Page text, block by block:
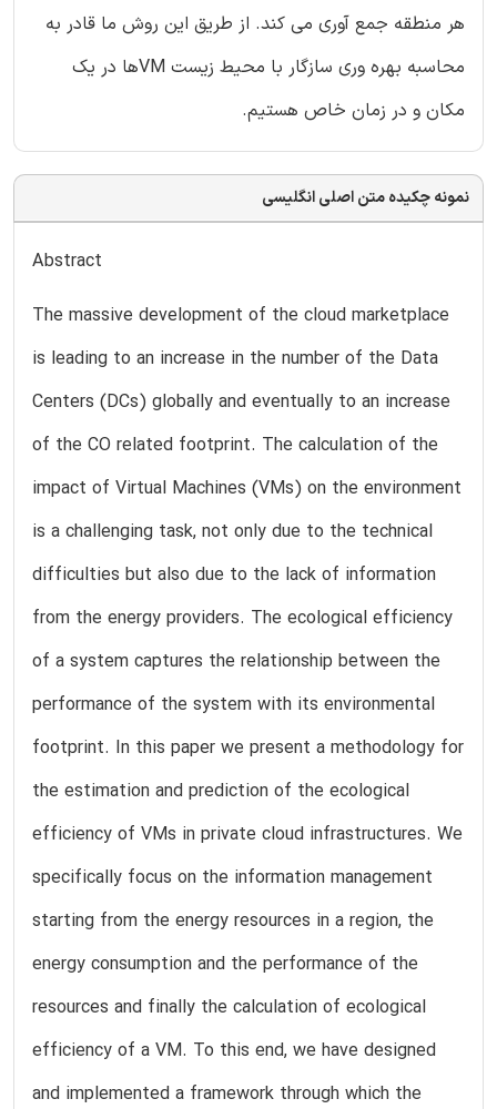
هر منطقه جمع آوری می کند. از طریق این روش ما قادر به
محاسبه بهره وری سازگار با محیط زیست VMها در یک
مکان و در زمان خاص هستیم.
نمونه چکیده متن اصلی انگلیسی
Abstract
The massive development of the cloud marketplace
is leading to an increase in the number of the Data
Centers (DCs) globally and eventually to an increase
of the CO related footprint. The calculation of the
impact of Virtual Machines (VMs) on the environment
is a challenging task, not only due to the technical
difficulties but also due to the lack of information
from the energy providers. The ecological efficiency
of a system captures the relationship between the
performance of the system with its environmental
footprint. In this paper we present a methodology for
the estimation and prediction of the ecological
efficiency of VMs in private cloud infrastructures. We
specifically focus on the information management
starting from the energy resources in a region, the
energy consumption and the performance of the
resources and finally the calculation of ecological
efficiency of a VM. To this end, we have designed
and implemented a framework through which the